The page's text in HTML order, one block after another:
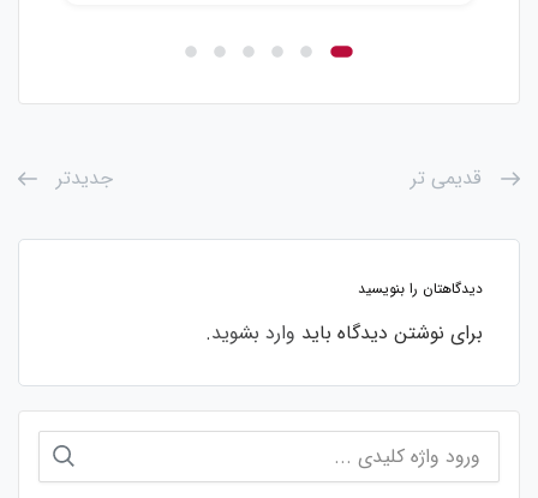
قدیمی تر جدیدتر
دیدگاهتان را بنویسید
برای نوشتن دیدگاه باید وارد بشوید.
برای: